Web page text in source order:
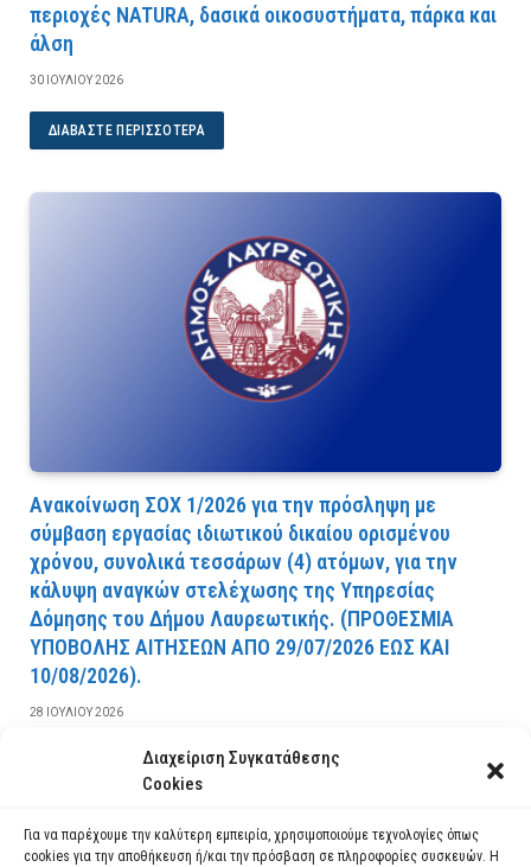
Διαχείριση Συγκατάθεσης
Cookies
Για να παρέχουμε την καλύτερη εμπειρία, χρησιμοποιούμε τεχνολογίες όπως
cookies για την αποθήκευση ή/και την πρόσβαση σε πληροφορίες συσκευών. Η
περιοχές NATURA, δασικά οικοσυστήματα, πάρκα και
άλση
30 ΙΟΥΛΊΟΥ 2026
ΔΙΑΒΆΣΤΕ ΠΕΡΙΣΣΌΤΕΡΑ
Ανακοίνωση ΣΟΧ 1/2026 για την πρόσληψη με
σύμβαση εργασίας ιδιωτικού δικαίου ορισμένου
χρόνου, συνολικά τεσσάρων (4) ατόμων, για την
κάλυψη αναγκών στελέχωσης της Υπηρεσίας
Δόμησης του Δήμου Λαυρεωτικής. (ΠPOΘEΣMIA
YΠOBOΛHΣ AITHΣEΩN AΠO 29/07/2026 EΩΣ KAI
10/08/2026).
28 ΙΟΥΛΊΟΥ 2026
ΔΙΑΒΆΣΤΕ ΠΕΡΙΣΣΌΤΕΡΑ